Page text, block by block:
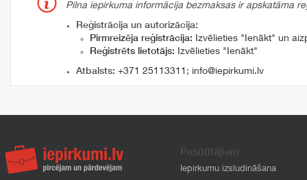
Pilna iepirkuma informācija bezmaksas ir apskatāma
Reģistrācija un autorizācija:
Pirmreizēja reģistrācija: Izvēlieties "Ienākt" un
Reģistrēts lietotājs: Izvēlieties "Ienākt"
Atbalsts: +371 25113311 ; info@iepirkumi.lv
Pasūtītājiem
Iepirkumu izsludināšana